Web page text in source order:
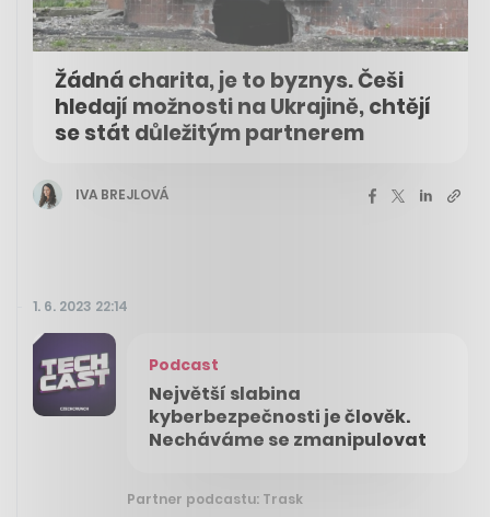
Žádná charita, je to byznys. Češi
hledají možnosti na Ukrajině, chtějí
se stát důležitým partnerem
IVA BREJLOVÁ
1. 6. 2023 22:14
Podcast
Největší slabina
kyberbezpečnosti je člověk.
Necháváme se zmanipulovat
Partner podcastu: Trask